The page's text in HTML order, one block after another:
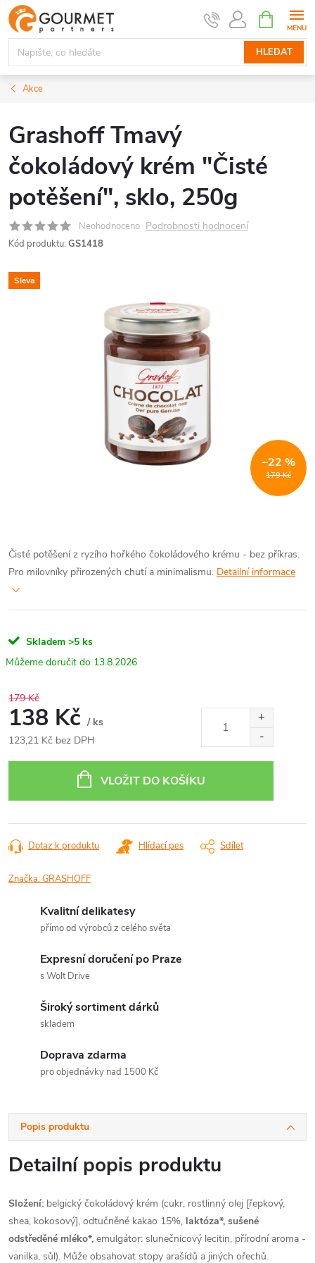
Přejít
na
obsah
HLEDAT
NÁKUPNÍ
KOŠÍK
Akce
Grashoff Tmavý
čokoládový krém "Čisté
potěšení", sklo, 250g
Neohodnoceno Podrobnosti hodnocení
Kód produktu: GS1418
Sleva
179 Kč
–22 %
Čisté potěšení z ryzího hořkého čokoládového krému - bez příkras.
Pro milovníky přirozených chutí a minimalismu. Detailní informace
Skladem >5 ks
13.8.2026
179 Kč
138 Kč / ks
123,21 Kč bez DPH
VLOŽIT DO KOŠÍKU
Dotaz k produktu Hlídací pes Sdílet
Značka:GRASHOFF
Kvalitní delikatesy
přímo od výrobců z celého světa
Expresní doručení po Praze
s Wolt Drive
Široký sortiment dárků
skladem
Doprava zdarma
pro objednávky nad 1500 Kč
Popis produktu
Detailní popis produktu
Složení: belgický čokoládový krém (cukr, rostlinný olej [řepkový,
shea, kokosový], odtučněné kakao 15%, laktóza*, sušené
odstředěné mléko*, emulgátor: slunečnicový lecitin, přírodní aroma -
vanilka, sůl). Může obsahovat stopy arašídů a jiných ořechů.